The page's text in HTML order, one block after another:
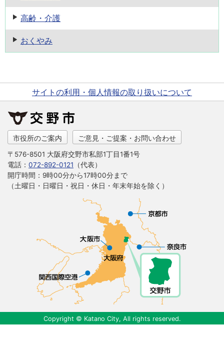
高齢・介護
おくやみ
サイトの利用・個人情報の取り扱いについて
市役所のご案内 ご意見・ご提案・お問い合わせ
〒576-8501 大阪府交野市私部1丁目1番1号
電話： 072-892-0121 （代表）
開庁時間：9時00分から17時00分まで
（土曜日・日曜日・祝日・休日・年末年始を除く）
Copyright © Katano City, All rights reserved.